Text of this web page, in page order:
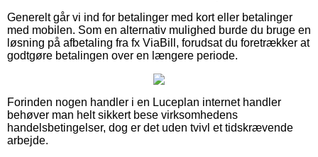
Generelt går vi ind for betalinger med kort eller betalinger
med mobilen. Som en alternativ mulighed burde du bruge en
løsning på afbetaling fra fx ViaBill, forudsat du foretrækker at
godtgøre betalingen over en længere periode.
Forinden nogen handler i en Luceplan internet handler
behøver man helt sikkert bese virksomhedens
handelsbetingelser, dog er det uden tvivl et tidskrævende
arbejde.